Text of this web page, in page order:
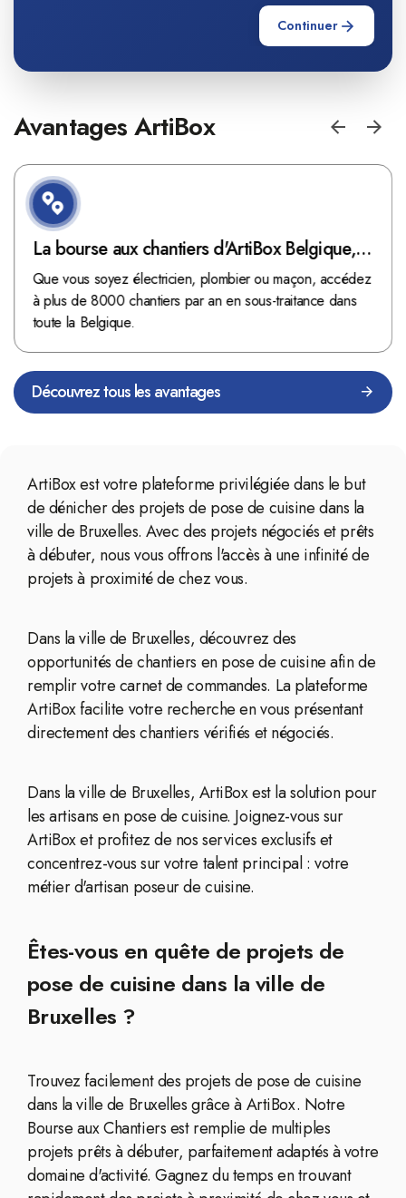
Continuer
Avantages ArtiBox
La bourse aux chantiers d'ArtiBox Belgique,
véritable mine d'or !
Que vous soyez électricien, plombier ou maçon, accédez
à plus de 8000 chantiers par an en sous-traitance dans
toute la Belgique.
Découvrez tous les avantages
ArtiBox est votre plateforme privilégiée dans le but
de dénicher des projets de pose de cuisine dans la
ville de Bruxelles. Avec des projets négociés et prêts
à débuter, nous vous offrons l'accès à une infinité de
projets à proximité de chez vous.
Dans la ville de Bruxelles, découvrez des
opportunités de chantiers en pose de cuisine afin de
remplir votre carnet de commandes. La plateforme
ArtiBox facilite votre recherche en vous présentant
directement des chantiers vérifiés et négociés.
Dans la ville de Bruxelles, ArtiBox est la solution pour
les artisans en pose de cuisine. Joignez-vous sur
ArtiBox et profitez de nos services exclusifs et
concentrez-vous sur votre talent principal : votre
métier d'artisan poseur de cuisine.
Êtes-vous en quête de projets de
pose de cuisine dans la ville de
Bruxelles ?
Trouvez facilement des projets de pose de cuisine
dans la ville de Bruxelles grâce à ArtiBox. Notre
Bourse aux Chantiers est remplie de multiples
projets prêts à débuter, parfaitement adaptés à votre
domaine d'activité. Gagnez du temps en trouvant